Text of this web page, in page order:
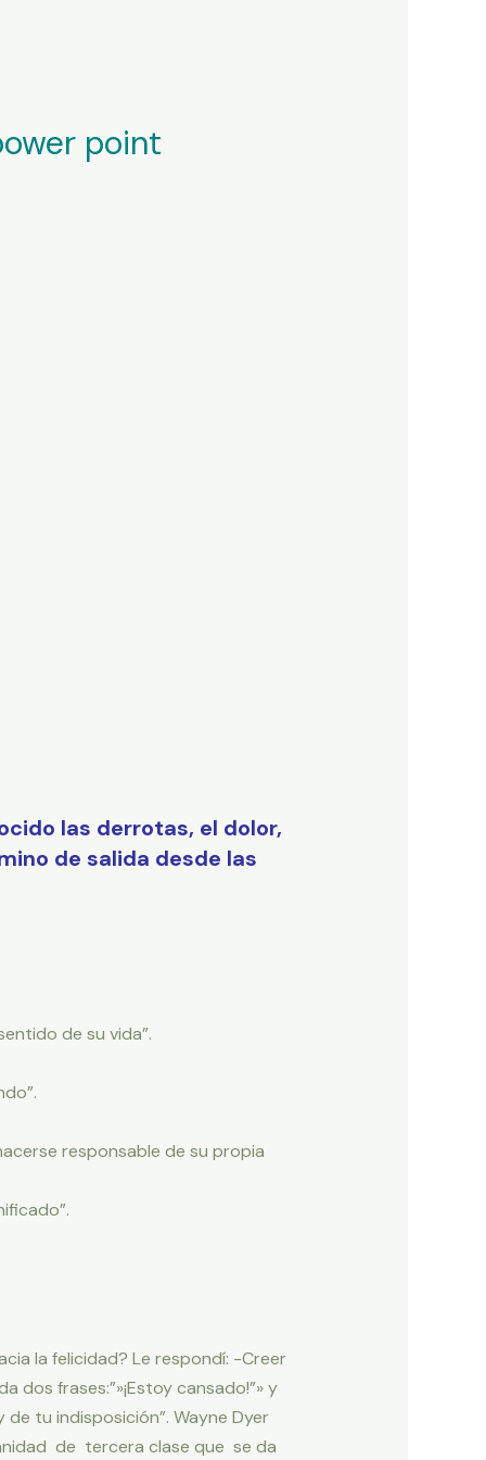
point
las derrotas, el dolor,
de salida desde las
de su vida”.
responsable de su propia
la felicidad? Le respondí: -Creer
frases:”»¡Estoy cansado!”» y
tu indisposición”. Wayne Dyer
de tercera clase que se da